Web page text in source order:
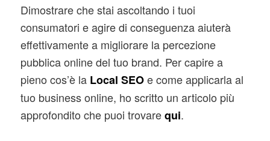
Dimostrare che stai ascoltando i tuoi
consumatori e agire di conseguenza aiuterà
effettivamente a migliorare la percezione
pubblica online del tuo brand. Per capire a
pieno cos’è la Local SEOe come applicarla al
tuo business online, ho scritto un articolo più
approfondito che puoi trovarequi.